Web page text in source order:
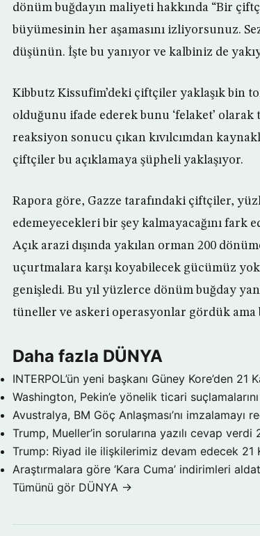
dönüm buğdayın maliyeti hakkında “Bir
büyümesinin her aşamasını izliyorsunuz.
düşünün. İşte bu yanıyor ve kalbiniz de
Kibbutz Kissufim’deki çiftçiler yaklaşık bin
olduğunu ifade ederek bunu ‘felaket’
reaksiyon sonucu çıkan kıvılcımdan
çiftçiler bu açıklamaya şüpheli yaklaşıyor.
Rapora göre, Gazze tarafındaki çiftçiler,
edemeyecekleri bir şey kalmayacağını fark
Açık arazi dışında yakılan orman 200
uçurtmalara karşı koyabilecek gücümüz
genişledi. Bu yıl yüzlerce dönüm buğday
tüneller ve askeri operasyonlar gördük ama
Daha fazla DÜNYA
INTERPOL’ün yeni başkanı Güney Kore’den 21
Washington, Pekin’e yönelik ticari
Avustralya, BM Göç Anlaşması’nı imzalamayı
Trump, Mueller’in sorularına yazılı cevap verdi
Trump: Riyad ile ilişkilerimiz devam edecek 21
Araştırmalara göre ‘Kara Cuma’ indirimleri
Tümünü gör DÜNYA →